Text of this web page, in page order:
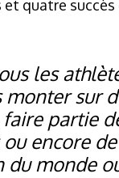
quatre succès
les
monter sur
partie
encore
du monde